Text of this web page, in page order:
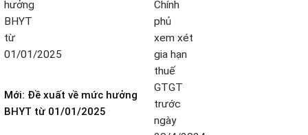
Mới: Đề xuất về mức hưởng
BHYT từ 01/01/2025